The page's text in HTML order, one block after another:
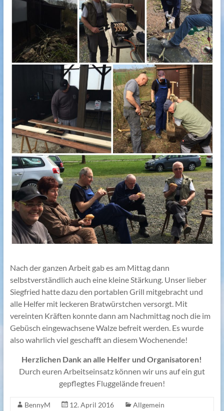
Nach der ganzen Arbeit gab es am Mittag dann
selbstverständlich auch eine kleine Stärkung. Unser lieber
Siegfried hatte dazu den portablen Grill mitgebracht und
alle Helfer mit leckeren Bratwürstchen versorgt. Mit
vereinten Kräften konnte dann am Nachmittag noch die im
Gebüsch eingewachsene Walze befreit werden. Es wurde
also wahrlich viel geschafft an diesem Wochenende!
Herzlichen Dank an alle Helfer und Organisatoren!
Durch euren Arbeitseinsatz können wir uns auf ein gut
gepflegtes Fluggelände freuen!
BennyM 12. April 2016 Allgemein